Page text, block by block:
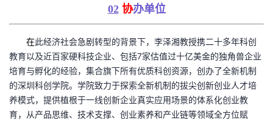
注
发
者
Programs
的
支
02 协办单位
在此经济社会急剧转型的背景下，李泽湘教授携二十多年科创
教育以及近百家硬科技企业、包括7家估值过十亿美金的独角兽企业
培育与孵化的经验，集合旗下所有优质科创资源，创办了全新机制
的深圳科创学院。学院致力于探索全新机制的拔尖创新创业人才培
养模式，提供植根于一线创新企业真实应用场景的体系化创业教
育，从产品思维、技术支撑、创业素养和产业链等领域全方位赋